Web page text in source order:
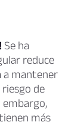
Se ha
reduce
a mantener
de
embargo,
más